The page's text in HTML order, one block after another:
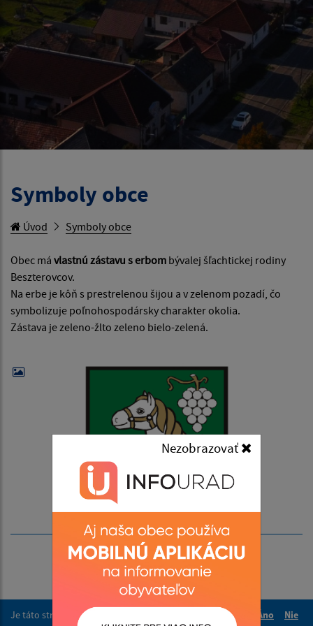
Nezobrazovať
Symboly obce
Úvod Symboly obce
Obec má vlastnú zástavu s erbom bývalej šľachtickej rodiny
Beszterovcov.
Na erbe je kôň s prestrelenou šijou a v zelenom pozadí, čo
symbolizuje poľnohospodársky charakter okolia.
Zástava je zeleno-žlto zeleno bielo-zelená.
Je táto stránka užitočná?
Áno
Nie